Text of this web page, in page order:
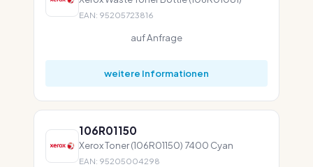
EAN: 95205723816
auf Anfrage
weitere Informationen
106R01150
Xerox Toner (106R01150) 7400 Cyan
EAN: 95205004298